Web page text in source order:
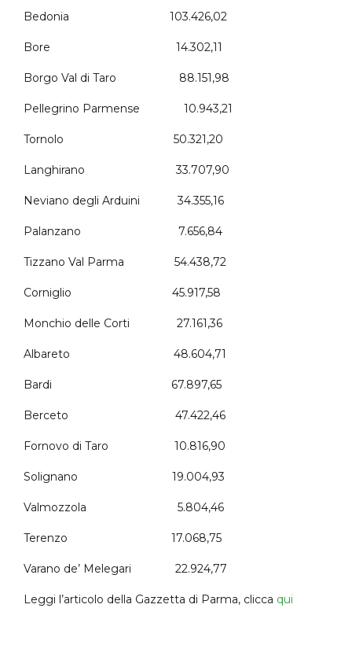
Bedonia 103.426,02
Bore 14.302,11
Borgo Val di Taro 88.151,98
Pellegrino Parmense 10.943,21
Tornolo 50.321,20
Langhirano 33.707,90
Neviano degli Arduini 34.355,16
Palanzano 7.656,84
Tizzano Val Parma 54.438,72
Corniglio 45.917,58
Monchio delle Corti 27.161,36
Albareto 48.604,71
Bardi 67.897,65
Berceto 47.422,46
Fornovo di Taro 10.816,90
Solignano 19.004,93
Valmozzola 5.804,46
Terenzo 17.068,75
Varano de’ Melegari 22.924,77
Leggi l’articolo della Gazzetta di Parma, clicca qui